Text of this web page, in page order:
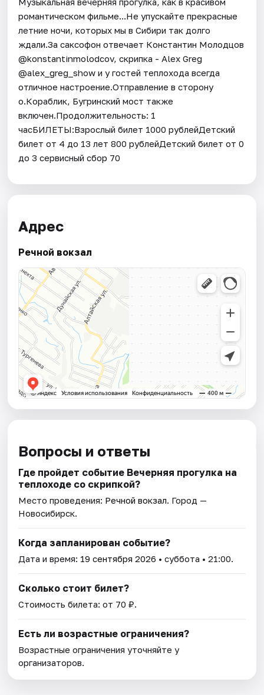
романтическом фильме...Не упускайте прекрасные
летние ночи, которых мы в Сибири так долго
ждали.За саксофон отвечает Константин Молодцов
@konstantinmolodcov, скрипка - Alex Greg
@alex_greg_show и у гостей теплохода всегда
отличное настроение.Отправление в сторону
о.Кораблик, Бугринский мост также
включен.Продолжительность: 1
часБИЛЕТЫ:Взрослый билет 1000 рублейДетский
билет от 4 до 13 лет 800 рублейДетский билет от 0
до 3 сервисный сбор 70
Адрес
Речной вокзал
Вопросы и ответы
Где пройдет событие Вечерняя прогулка на
теплоходе со скрипкой?
Место проведения: Речной вокзал. Город —
Новосибирск.
Когда запланирован событие?
Дата и время: 19 сентября 2026 • суббота • 21:00.
Сколько стоит билет?
Стоимость билета: от 70 ₽.
Есть ли возрастные ограничения?
Возрастные ограничения уточняйте у
организаторов.